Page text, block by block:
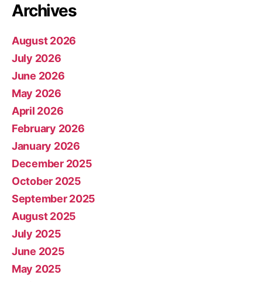
Archives
August 2026
July 2026
June 2026
May 2026
April 2026
February 2026
January 2026
December 2025
October 2025
September 2025
August 2025
July 2025
June 2025
May 2025